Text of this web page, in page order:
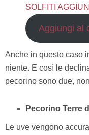
SOLFITI
Aggiungi al
Anche in questo caso
niente. E così le
pecorino sono due,
Pecorino Terre
Le uve vengono